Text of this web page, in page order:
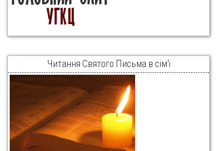
Читання Святого Письма в сім’ї